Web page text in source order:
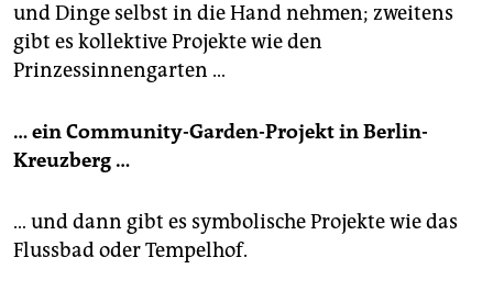
und Dinge selbst in die Hand nehmen; zweitens
gibt es kollektive Projekte wie den
Prinzessinnengarten …
… ein Community-Garden-Projekt in Berlin-
Kreuzberg …
… und dann gibt es symbolische Projekte wie das
Flussbad oder Tempelhof.